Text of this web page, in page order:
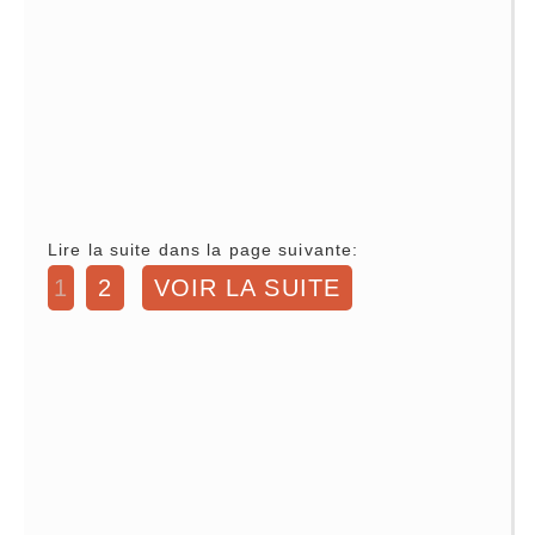
Lire la suite dans la page suivante:
1 2 VOIR LA SUITE